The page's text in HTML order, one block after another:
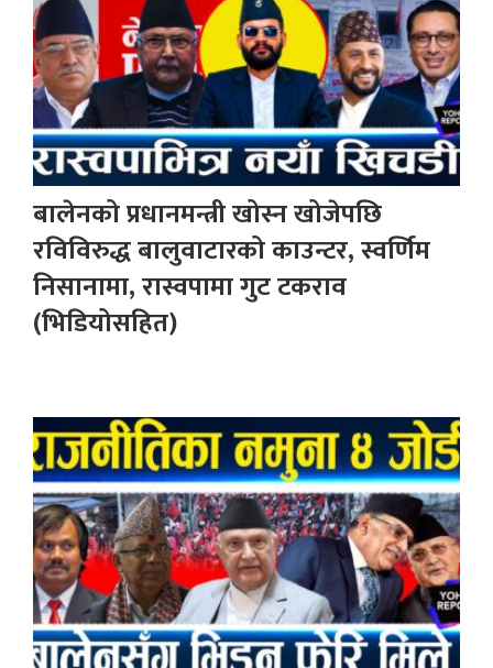
बालेनको प्रधानमन्त्री खोस्न खोजेपछि
रविविरुद्ध बालुवाटारको काउन्टर, स्वर्णिम
निसानामा, रास्वपामा गुट टकराव
(भिडियोसहित)